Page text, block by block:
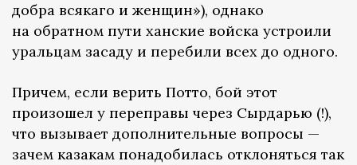
добра всякаго и женщин»), однако
на обратном пути ханские войска устроили
уральцам засаду и перебили всех до одного.
Причем, если верить Потто, бой этот
произошел у переправы через Сырдарью (!),
что вызывает дополнительные вопросы —
зачем казакам понадобилась отклоняться так